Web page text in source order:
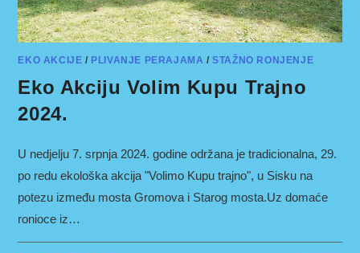
EKO AKCIJE / PLIVANJE PERAJAMA /STAŽNO RONJENJE
Eko Akciju Volim Kupu Trajno
2024.
U nedjelju 7. srpnja 2024. godine održana je tradicionalna, 29.
po redu ekološka akcija "Volimo Kupu trajno", u Sisku na
potezu između mosta Gromova i Starog mosta.Uz domaće
ronioce iz…